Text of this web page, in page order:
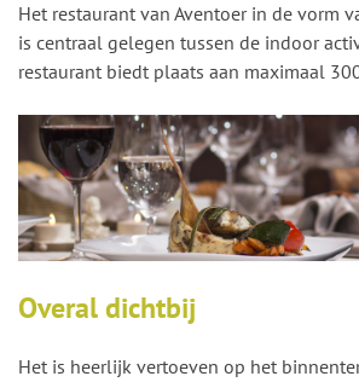
Het restaurant van Aventoer in de vorm
is centraal gelegen tussen de indoor
restaurant biedt plaats aan maximaal
Overal dichtbij
Het is heerlijk vertoeven op het